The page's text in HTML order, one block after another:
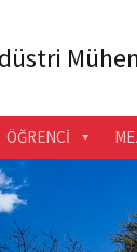
ÖĞRENCI